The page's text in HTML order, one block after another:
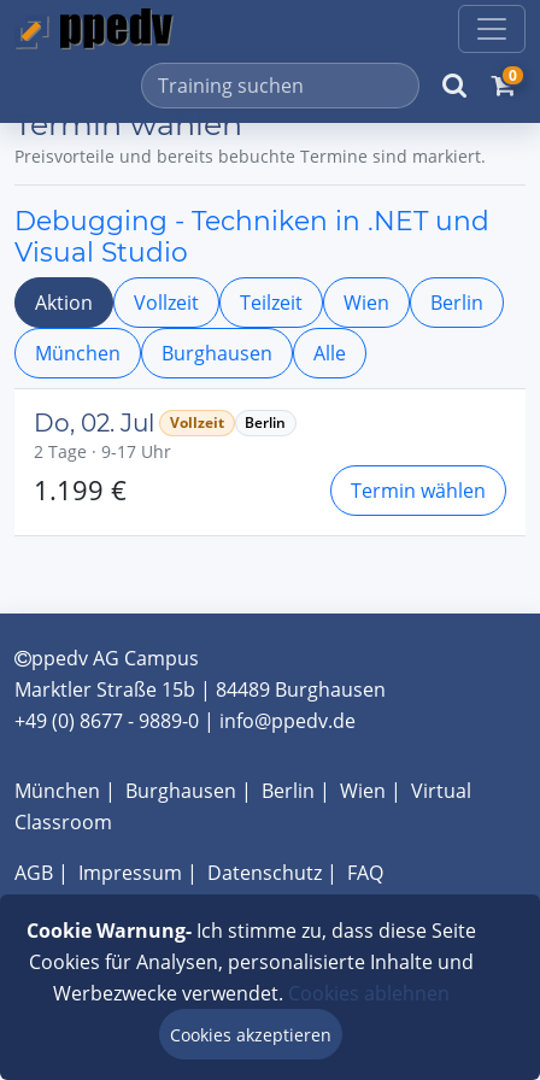
0
Termin wählen
Preisvorteile und bereits bebuchte Termine sind markiert.
Debugging - Techniken in .NET und
Visual Studio
Aktion Vollzeit Teilzeit Wien
Berlin
München
Burghausen Alle
Do, 02. Jul Vollzeit Berlin
2 Tage · 9-17 Uhr
1.199 € Termin wählen
ppedv AG Campus
Marktler Straße 15b | 84489 Burghausen
+49 (0) 8677 - 9889-0 | info@ppedv.de
München | Burghausen | Berlin | Wien | Virtual
Classroom
AGB | Impressum | Datenschutz | FAQ
Cookie Warnung-Ich stimme zu, dass diese Seite
Cookies für Analysen, personalisierte Inhalte und
Werbezwecke verwendet. Cookies ablehnen
Cookies akzeptieren